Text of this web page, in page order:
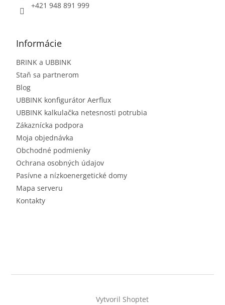
+421 948 891 999
Informácie
BRINK a UBBINK
Staň sa partnerom
Blog
UBBINK konfigurátor Aerflux
UBBINK kalkulačka netesnosti potrubia
Zákaznícka podpora
Moja objednávka
Obchodné podmienky
Ochrana osobných údajov
Pasívne a nízkoenergetické domy
Mapa serveru
Kontakty
Vytvoril Shoptet